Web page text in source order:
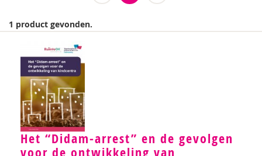
Brenda Abrahamse-Van Beek
Marijke Adema
Ilse Aerden
Pauline van Aken
Evelyn Akkermans
Robbert Almekinders
1 product gevonden.
Het “Didam-arrest” en de gevolgen